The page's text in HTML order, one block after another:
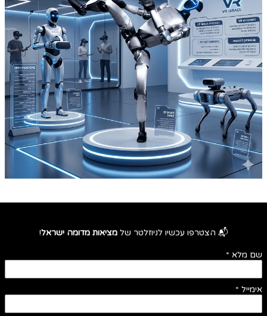
📬 הצטרפו עכשיו לניוזלטר של מציאות מדומה ישראל!
שם מלא *
אימייל *